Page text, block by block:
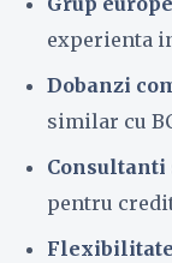
experienta
Dobanzi
similar cu
pentru